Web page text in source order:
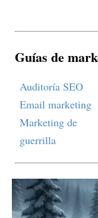
Guías de
Auditoría SEO
Email marketing
Marketing de
guerrilla